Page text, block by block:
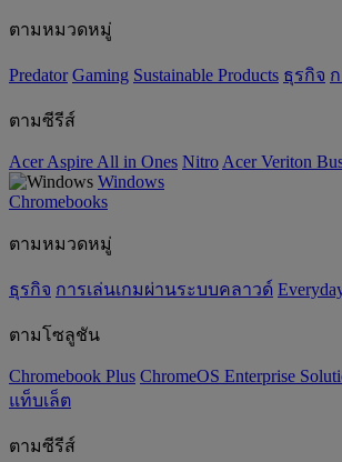
ตามหมวดหมู่
Predator Gaming ‌Sustainable Products ธุรกิจ
ตามซีรีส์
Acer Aspire All in Ones Nitro Acer Veriton
Windows
Chromebooks
ตามหมวดหมู่
ธุรกิจ การเล่นเกมผ่านระบบคลาวด์
ตามโซลูชัน
Chromebook Plus ChromeOS Enterprise
แท็บเล็ต
ตามซีรีส์